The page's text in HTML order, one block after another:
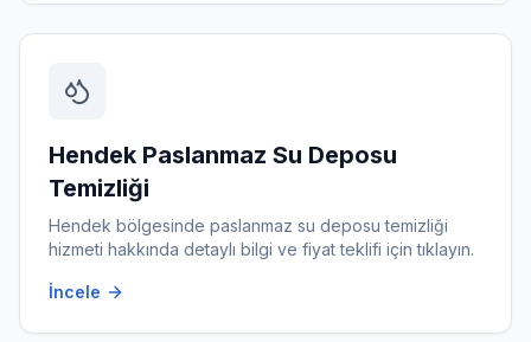
Hendek Paslanmaz Su Deposu
Temizliği
Hendek bölgesinde paslanmaz su deposu temizliği
hizmeti hakkında detaylı bilgi ve fiyat teklifi için tıklayın.
İncele